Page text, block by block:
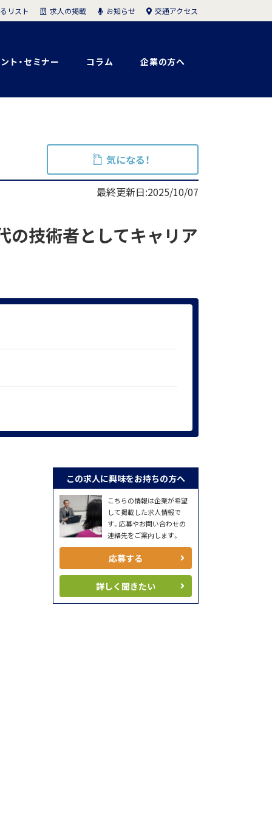
ト・セミナー コラム 企業の方へ
リスト 求人の掲載 お知らせ 交通アクセス
気になる！
最終更新日:2025/10/07
の技術者としてキャリア
この求人に興味をお持ちの方へ
こちらの情報は企業が希望
して掲載した求人情報で
す。応募やお問い合わせの
連絡先をご案内します。
応募する
詳しく聞きたい